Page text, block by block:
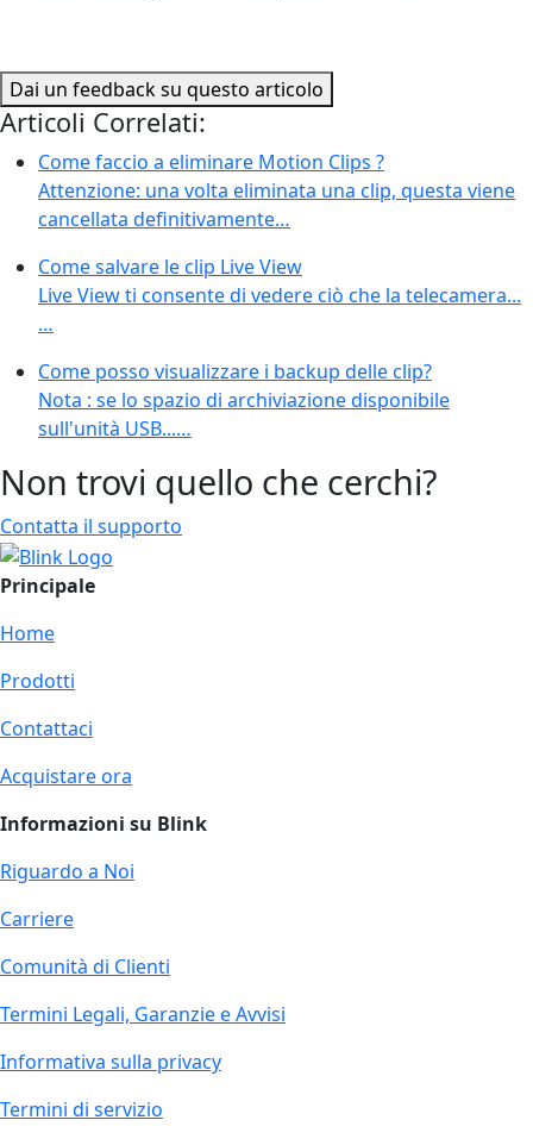
Dai un feedback su questo articolo
Articoli Correlati:
Come faccio a eliminare Motion Clips ?
Attenzione: una volta eliminata una clip, questa viene
cancellata definitivamente…
Come salvare le clip Live View
Live View ti consente di vedere ciò che la telecamera...
…
Come posso visualizzare i backup delle clip?
Nota : se lo spazio di archiviazione disponibile
sull'unità USB...…
Non trovi quello che cerchi?
Contatta il supporto
Principale
Home
Prodotti
Contattaci
Acquistare ora
Informazioni su Blink
Riguardo a Noi
Carriere
Comunità di Clienti
Termini Legali, Garanzie e Avvisi
Informativa sulla privacy
Termini di servizio